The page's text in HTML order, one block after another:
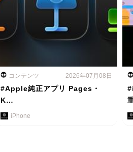
コンテンツ 2026年07月08日
#Apple純正アプリ Pages・
K…
iPhone